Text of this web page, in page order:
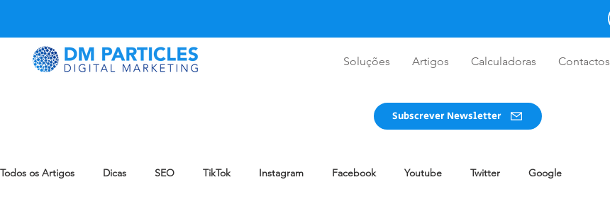
Soluções Artigos Calculadoras Contactos
Subscrever Newsletter
Todos os Artigos Dicas SEO TikTok Instagram Facebook Youtube Twitter Google